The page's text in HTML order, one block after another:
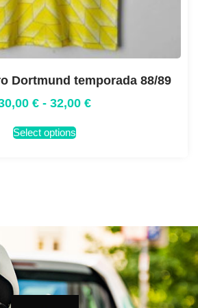
Dortmund temporada 88/89
€ - 32,00 €
Select options